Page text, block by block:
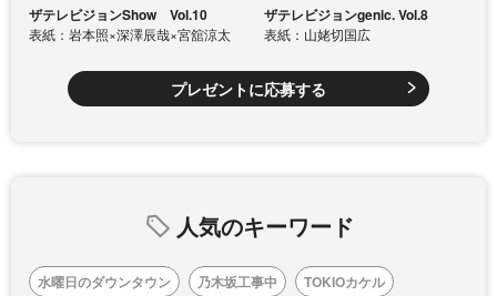
ザテレビジョンShow Vol.10
表紙：岩本照×深澤辰哉×宮舘涼太
ザテレビジョンgenic. Vol.8
表紙：山姥切国広
プレゼントに応募する
人気のキーワード
水曜日のダウンタウン 乃木坂工事中
TOKIOカケル